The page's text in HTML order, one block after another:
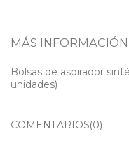
MÁS INFORMACIÓN
Bolsas de aspirador
unidades)
COMENTARIOS(0)